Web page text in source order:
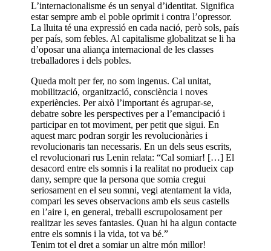
L’internacionalisme és un senyal d’identitat. Significa
estar sempre amb el poble oprimit i contra l’opressor.
La lluita té una expressió en cada nació, però sols, país
per país, som febles. Al capitalisme globalitzat se li ha
d’oposar una aliança internacional de les classes
treballadores i dels pobles.
Queda molt per fer, no som ingenus. Cal unitat,
mobilització, organització, consciència i noves
experiències. Per això l’important és agrupar-se,
debatre sobre les perspectives per a l’emancipació i
participar en tot moviment, per petit que sigui. En
aquest marc podran sorgir les revolucionàries i
revolucionaris tan necessaris. En un dels seus escrits,
el revolucionari rus Lenin relata: “Cal somiar! […] El
desacord entre els somnis i la realitat no produeix cap
dany, sempre que la persona que somia cregui
seriosament en el seu somni, vegi atentament la vida,
compari les seves observacions amb els seus castells
en l’aire i, en general, treballi escrupolosament per
realitzar les seves fantasies. Quan hi ha algun contacte
entre els somnis i la vida, tot va bé.”
Tenim tot el dret a somiar un altre món millor!